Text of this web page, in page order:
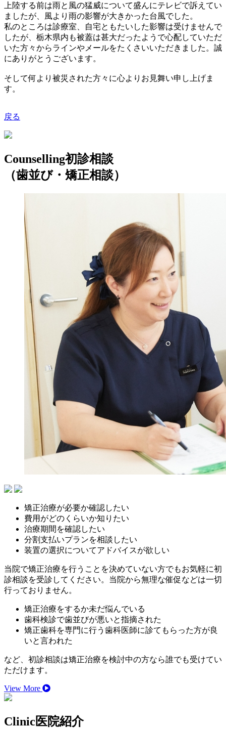
上陸する前は雨と風の猛威について盛んにテレビで訴えてい
ましたが、風より雨の影響が大きかった台風でした。
私のところは診療室、自宅ともたいした影響は受けませんで
したが、栃木県内も被蓋は甚大だったようで心配していただ
いた方々からラインやメールをたくさいいただきました。誠
にありがとうございます。
そして何より被災された方々に心よりお見舞い申し上げま
す。
戻る
Counselling初診相談
（歯並び・矯正相談）
矯正治療が必要か確認したい
費用がどのくらいか知りたい
治療期間を確認したい
分割支払いプランを相談したい
装置の選択についてアドバイスが欲しい
当院で矯正治療を行うことを決めていない方でもお気軽に初
診相談を受診してください。当院から無理な催促などは一切
行っておりません。
矯正治療をするか未だ悩んでいる
歯科検診で歯並びが悪いと指摘された
矯正歯科を専門に行う歯科医師に診てもらった方が良
いと言われた
など、初診相談は矯正治療を検討中の方なら誰でも受けてい
ただけます。
View More
Clinic医院紹介